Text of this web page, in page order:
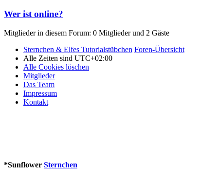
Wer ist online?
Mitglieder in diesem Forum: 0 Mitglieder und 2 Gäste
Sternchen & Elfes Tutorialstübchen Foren-Übersicht
Alle Zeiten sind UTC+02:00
Alle Cookies löschen
Mitglieder
Das Team
Impressum
Kontakt
*Sunflower Sternchen